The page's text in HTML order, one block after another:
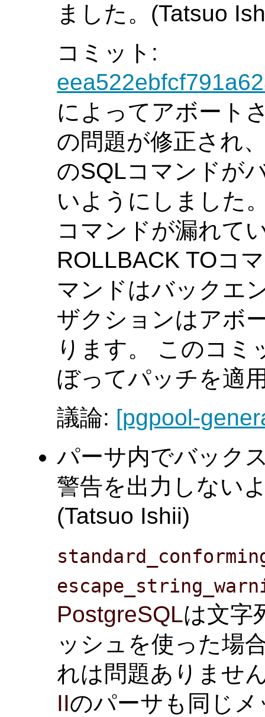
ました。(Tatsuo
コミット:
によってアボート
の問題が修正され
のSQLコマンドが
いようにしました
コマンドが漏れて
ROLLBACK TOコ
マンドはバックエ
ザクションはアボ
ります。 このコミ
ぼってパッチを適
議論: [pgpool-
パーサ内でバック
警告を出力しない
(Tatsuo Ishii)
PostgreSQLは文字
ッシュを使った場
れは問題ありませ
IIのパーサも同じ